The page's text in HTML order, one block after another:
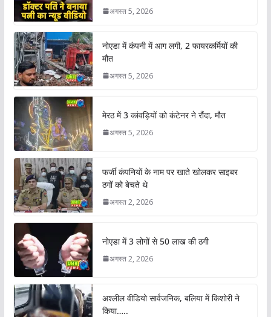
अगस्त 5, 2026
नोएडा में कंपनी में आग लगी, 2 फायरकर्मियों की
मौत
अगस्त 5, 2026
मेरठ में 3 कांवड़ियों को कंटेनर ने रौंदा, मौत
अगस्त 5, 2026
फर्जी कंपनियों के नाम पर खाते खोलकर साइबर
ठगों को बेचते थे
अगस्त 2, 2026
नोएडा में 3 लोगों से 50 लाख की ठगी
अगस्त 2, 2026
अश्लील वीडियो सार्वजनिक, बलिया में किशोरी ने
किया…..